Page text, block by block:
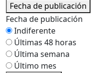
Fecha de publicación
Fecha de publicación
Indiferente
Últimas 48 horas
Última semana
Último mes